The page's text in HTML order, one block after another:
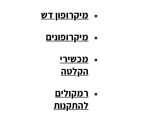
מיקרופון דש
מיקרופונים
מכשירי
הקלטה
רמקולים
להתקנות